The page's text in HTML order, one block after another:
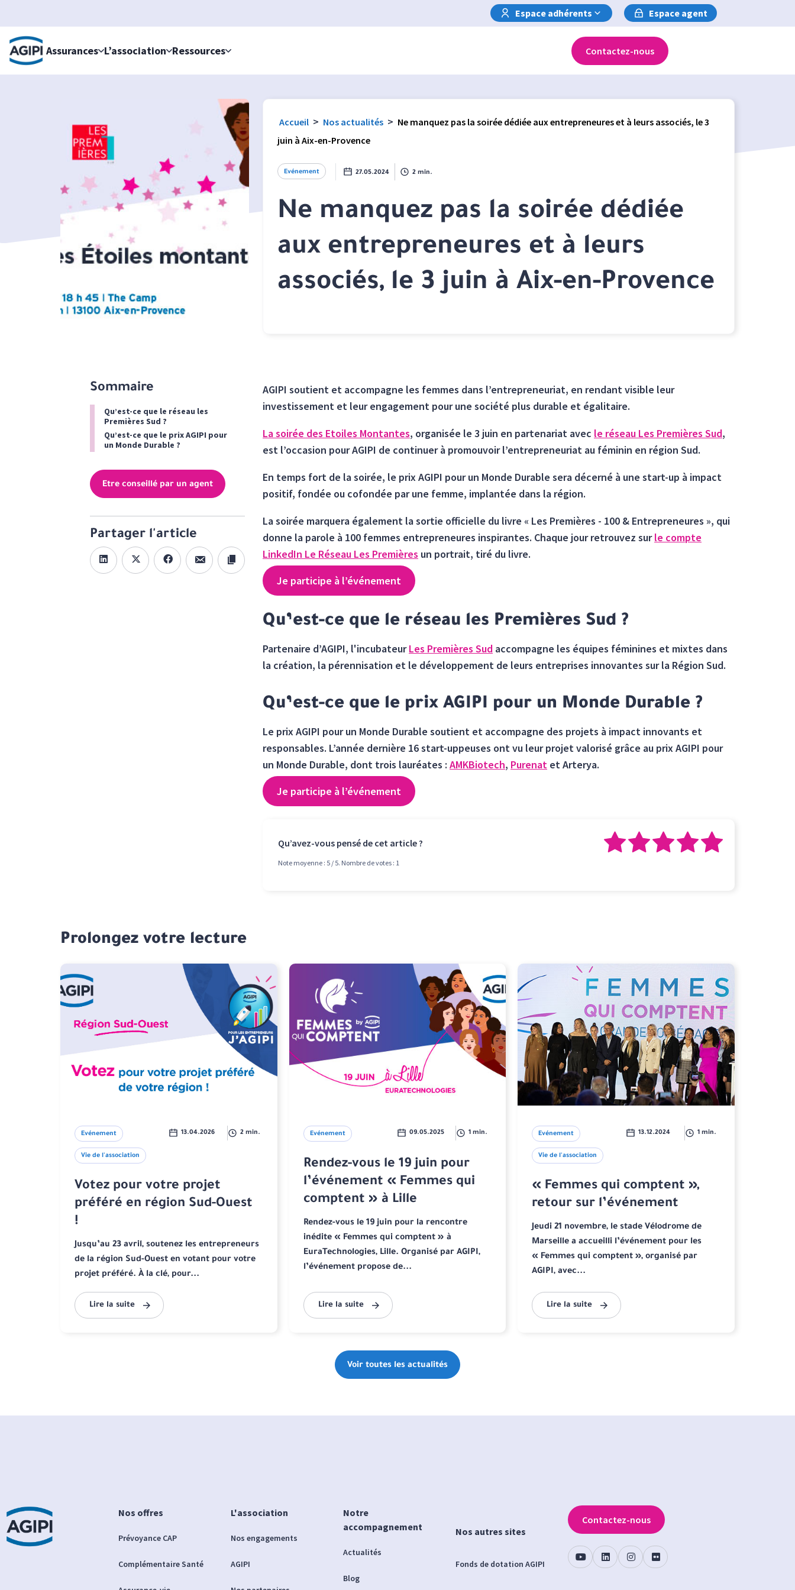
Espace adhérents Espace agent
Accès au menu
Accès au contenu principal
Assurances L’association Ressources Contactez-nous
Accueil > Nos actualités > Ne manquez pas la soirée dédiée aux entrepreneures et à leurs associés, le 3
juin à Aix-en-Provence
Evénement 27.05.2024 2 min.
Ne manquez pas la soirée dédiée
aux entrepreneures et à leurs
associés, le 3 juin à Aix-en-Provence
Sommaire
Qu’est-ce que le réseau les
Premières Sud ?
Qu’est-ce que le prix AGIPI pour
un Monde Durable ?
Etre conseillé par un agent
Partager l'article
AGIPI soutient et accompagne les femmes dans l’entrepreneuriat, en rendant visible leur
investissement et leur engagement pour une société plus durable et égalitaire.
La soirée des Etoiles Montantes, organisée le 3 juin en partenariat avec le réseau Les Premières Sud,
est l’occasion pour AGIPI de continuer à promouvoir l’entrepreneuriat au féminin en région Sud.
En temps fort de la soirée, le prix AGIPI pour un Monde Durable sera décerné à une start-up à impact
positif, fondée ou cofondée par une femme, implantée dans la région.
La soirée marquera également la sortie officielle du livre « Les Premières - 100 & Entrepreneures », qui
donne la parole à 100 femmes entrepreneures inspirantes. Chaque jour retrouvez surle compte
LinkedIn Le Réseau Les Premières un portrait, tiré du livre.
Je participe à l’événement
Qu’est-ce que le réseau les Premières Sud ?
Partenaire d’AGIPI, l'incubateurLes Premières Sud accompagne les équipes féminines et mixtes dans
la création, la pérennisation et le développement de leurs entreprises innovantes sur la Région Sud.
Qu’est-ce que le prix AGIPI pour un Monde Durable ?
Le prix AGIPI pour un Monde Durable soutient et accompagne des projets à impact innovants et
responsables. L’année dernière 16 start-uppeuses ont vu leur projet valorisé grâce au prix AGIPI pour
un Monde Durable, dont trois lauréates : AMKBiotech, Purenat et Arterya.
Je participe à l’événement
Qu’avez-vous pensé de cet article ?
Note moyenne : 5 / 5. Nombre de votes : 1
Prolongez votre lecture
Evénement
Vie de l'association
13.04.2026 2 min.
Votez pour votre projet
préféré en région Sud-Ouest
!
Jusqu’au 23 avril, soutenez les entrepreneurs
de la région Sud-Ouest en votant pour votre
projet préféré. À la clé, pour...
Lire la suite
Evénement 09.05.2025 1 min.
Rendez-vous le 19 juin pour
l’événement « Femmes qui
comptent » à Lille
Rendez-vous le 19 juin pour la rencontre
inédite « Femmes qui comptent » à
EuraTechnologies, Lille. Organisé par AGIPI,
l’événement propose de...
Lire la suite
Evénement
Vie de l'association
13.12.2024 1 min.
« Femmes qui comptent »,
retour sur l’événement
Jeudi 21 novembre, le stade Vélodrome de
Marseille a accueilli l’événement pour les
« Femmes qui comptent », organisé par
AGIPI, avec...
Lire la suite
Voir toutes les actualités
Nos offres
Prévoyance CAP
Complémentaire Santé
L'association
Nos engagements
AGIPI
Notre
accompagnement
Actualités
Blog
Nos autres sites
Fonds de dotation AGIPI
Contactez-nous